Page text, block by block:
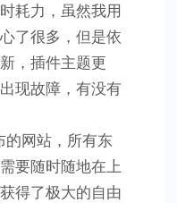
耗力，虽然我用
了很多，但是依
，插件主题更
现故障，有没有
网站，所有东
要随时随地在上
得了极大的自由